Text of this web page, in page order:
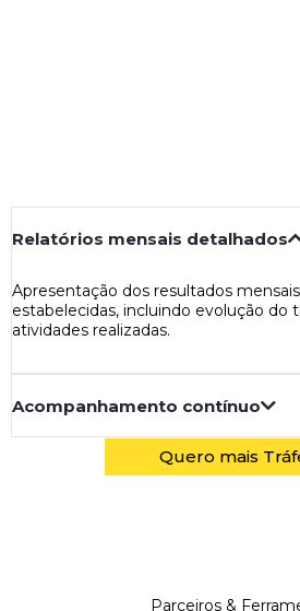
Relatórios mensais detalhados
Apresentação dos resultados
estabelecidas, incluindo evolução do
atividades realizadas.
Acompanhamento contínuo
Quero mais
Parceiros &